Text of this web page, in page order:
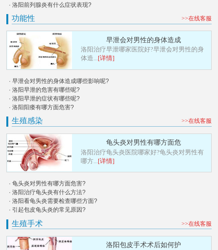
· 洛阳前列腺炎有什么症状表现?
功能性 >>在线客服
早泄会对男性的身体造成
洛阳治疗早泄哪家医院好?早泄会对男性的身
体造...[详情]
· 早泄会对男性的身体造成哪些影响呢?
· 洛阳早泄的危害有哪些呢?
· 洛阳早泄的症状有哪些呢?
· 洛阳阳痿有哪方面危害?
生殖感染 >>在线客服
龟头炎对男性有哪方面危
洛阳治疗龟头炎医院哪家好?龟头炎对男性有
哪方... [详情]
· 龟头炎对男性有哪方面危害?
· 洛阳治疗龟头炎有什么方法?
· 洛阳看龟头炎需要检查哪些方面?
· 引起包皮龟头炎的常见原因?
生殖手术 >>在线客服
洛阳包皮手术术后如何护